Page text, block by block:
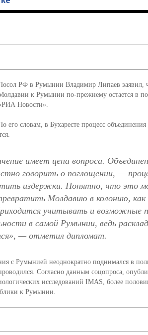
РФ в Румынии Владимир Липаев заявил,
к Румынии по-прежнему остается в
Новости».
его словам, в Бухаресте процесс
имеет цена вопроса.
говорить о поглощении, —
издержки. Понятно, что это
Молдавию в колонию, как
учитывать и возможные
в самой Румынии, ведь
— отметил дипломат.
с Румынией неоднократно поднимался в
Согласно данным соцопроса,
исследований IMAS, более
к Румынии.